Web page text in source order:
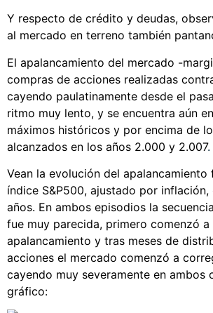
Y respecto de crédito y deudas,
al mercado en terreno también
El apalancamiento del mercado -
compras de acciones realizadas
cayendo paulatinamente desde el
ritmo muy lento, y se encuentra aún
máximos históricos y por encima de
alcanzados en los años 2.000 y 2.007.
Vean la evolución del apalancamiento
índice S&P500, ajustado por
años. En ambos episodios la
fue muy parecida, primero comenzó a
apalancamiento y tras meses de
acciones el mercado comenzó a
cayendo muy severamente en ambos
gráfico: